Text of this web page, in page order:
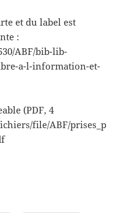
et du label est
:
ABF/bib-lib-
a-l-information-et-
(PDF, 4
file/ABF/prises_p